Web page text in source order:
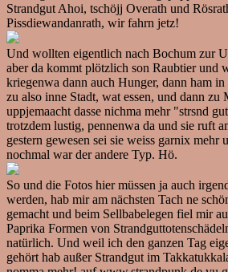
Strandgut Ahoi, tschöjj Overath und
Pissdiewandanrath, wir fahrn jetz!
Und wollten eigentlich nach Bochum zur
aber da kommt plötzlich son Raubtier und
kriegenwa dann auch Hunger, dann ham
zu also inne Stadt, wat essen, und dann zu
uppjemaacht dasse nichma mehr "strsnd
trotzdem lustig, pennenwa da und sie ruft
gestern gewesen sei sie weiss garnix mehr
nochmal war der andere Typ. Hö.
So und die Fotos hier müssen ja auch
werden, hab mir am nächsten Tach ne
gemacht und beim Sellbabelegen fiel mir
Paprika Formen von
natürlich. Und weil ich den ganzen Tag
gehört hab außer Strandgut im